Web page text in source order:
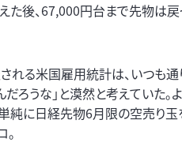
後、67,000円台まで先物は戻
れる米国雇用統計は、いつも
ろうな」と漠然と考えていた
に日経先物6月限の空売り玉